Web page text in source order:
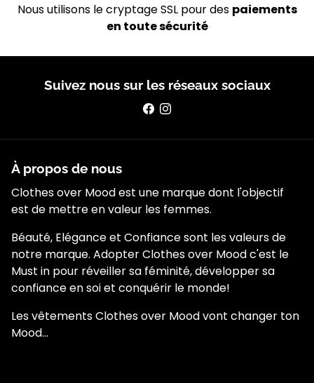
Nous utilisons le cryptage SSL pour des paiements
en toute sécurité
Suivez nous sur les réseaux sociaux
À propos de nous
Clothes over Mood est une marque dont l'objectif
est de mettre en valeur les femmes.
Béauté, Elégance et Confiance sont les valeurs de
notre marque. Adopter Clothes over Mood c'est le
Must in pour réveiller sa féminité, développer sa
confiance en soi et conquérir le monde!
Les vêtements Clothes over Mood vont changer ton
Mood...